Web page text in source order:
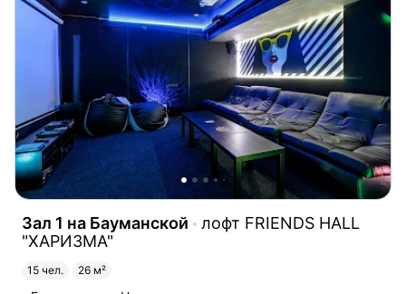
Зал 1 на Бауманской
лофт FRIENDS HALL
"ХАРИЗМА"
15 чел. 26 м²